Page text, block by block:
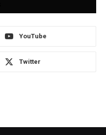
YouTube
Twitter